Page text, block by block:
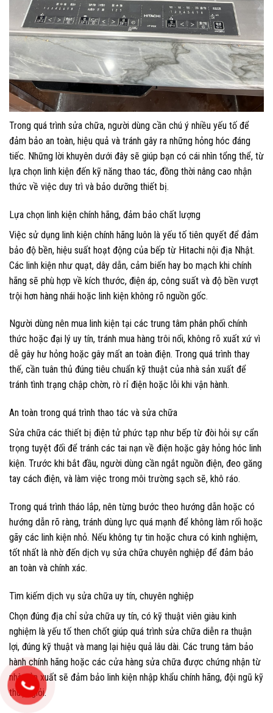
Trong quá trình sửa chữa, người dùng cần chú ý nhiều yếu tố để
đảm bảo an toàn, hiệu quả và tránh gây ra những hỏng hóc đáng
tiếc. Những lời khuyên dưới đây sẽ giúp bạn có cái nhìn tổng thể, từ
lựa chọn linh kiện đến kỹ năng thao tác, đồng thời nâng cao nhận
thức về việc duy trì và bảo dưỡng thiết bị.
Lựa chọn linh kiện chính hãng, đảm bảo chất lượng
Việc sử dụng linh kiện chính hãng luôn là yếu tố tiên quyết để đảm
bảo độ bền, hiệu suất hoạt động của bếp từ Hitachi nội địa Nhật.
Các linh kiện như quạt, dây dẫn, cảm biến hay bo mạch khi chính
hãng sẽ phù hợp về kích thước, điện áp, công suất và độ bền vượt
trội hơn hàng nhái hoặc linh kiện không rõ nguồn gốc.
Người dùng nên mua linh kiện tại các trung tâm phân phối chính
thức hoặc đại lý uy tín, tránh mua hàng trôi nổi, không rõ xuất xứ vì
dễ gây hư hỏng hoặc gây mất an toàn điện. Trong quá trình thay
thế, cần tuân thủ đúng tiêu chuẩn kỹ thuật của nhà sản xuất để
tránh tình trạng chập chờn, rò rỉ điện hoặc lỗi khi vận hành.
An toàn trong quá trình thao tác và sửa chữa
Sửa chữa các thiết bị điện tử phức tạp như bếp từ đòi hỏi sự cẩn
trọng tuyệt đối để tránh các tai nạn về điện hoặc gây hỏng hóc linh
kiện. Trước khi bắt đầu, người dùng cần ngắt nguồn điện, đeo găng
tay cách điện, và làm việc trong môi trường sạch sẽ, khô ráo.
Trong quá trình tháo lắp, nên từng bước theo hướng dẫn hoặc có
hướng dẫn rõ ràng, tránh dùng lực quá mạnh để không làm rối hoặc
gãy các linh kiện nhỏ. Nếu không tự tin hoặc chưa có kinh nghiệm,
tốt nhất là nhờ đến dịch vụ sửa chữa chuyên nghiệp để đảm bảo
an toàn và chính xác.
Tìm kiếm dịch vụ sửa chữa uy tín, chuyên nghiệp
Chọn đúng địa chỉ sửa chữa uy tín, có kỹ thuật viên giàu kinh
nghiệm là yếu tố then chốt giúp quá trình sửa chữa diễn ra thuận
lợi, đúng kỹ thuật và mang lại hiệu quả lâu dài. Các trung tâm bảo
hành chính hãng hoặc các cửa hàng sửa chữa được chứng nhận từ
nhà sản xuất sẽ đảm bảo linh kiện nhập khẩu chính hãng, đội ngũ kỹ
thuật giỏi.